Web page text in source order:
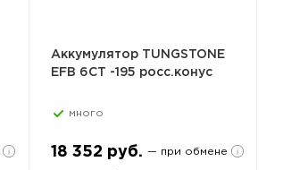
Аккумулятор TUNGSTONE
EFB 6СТ -195 росс.конус
много
18 352 руб. — при обмене